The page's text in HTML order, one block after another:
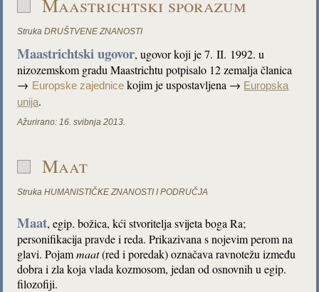
Maastrichtski sporazum
Struka DRUŠTVENE ZNANOSTI
Maastrichtski ugovor, ugovor koji je 7. II. 1992. u
nizozemskom gradu Maastrichtu potpisalo 12 zemalja članica
→ Europske zajednice kojim je uspostavljena → Europska
unija.
Ažurirano: 16. svibnja 2013.
Maat
Struka HUMANISTIČKE ZNANOSTI I PODRUČJA
Maat, egip. božica, kći stvoritelja svijeta boga Ra;
personifikacija pravde i reda. Prikazivana s nojevim perom na
glavi. Pojammaat(red i poredak) označava ravnotežu između
dobra i zla koja vlada kozmosom, jedan od osnovnih u egip.
filozofiji.